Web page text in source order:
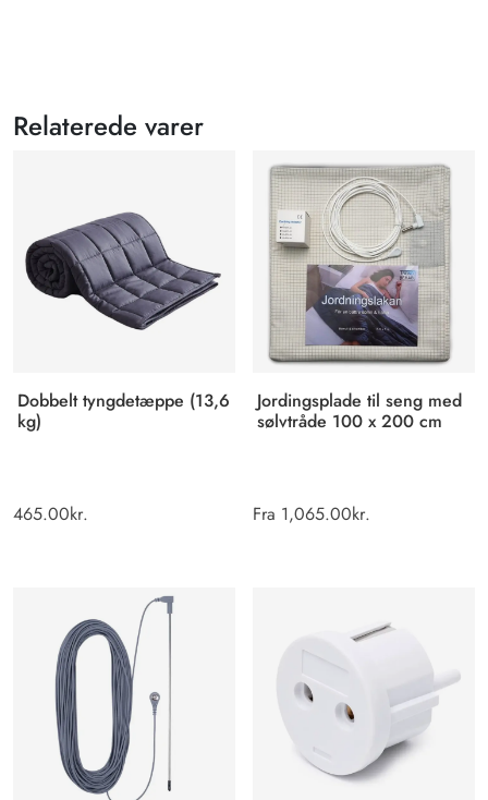
Relaterede varer
Dobbelt tyngdetæppe (13,6
kg)
465.00kr.
Jordingsplade til seng med
sølvtråde 100 x 200 cm
Fra 1,065.00kr.